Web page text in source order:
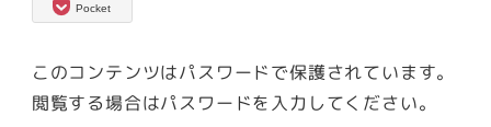
Pocket
このコンテンツはパスワードで保護されています。
閲覧する場合はパスワードを入力してください。